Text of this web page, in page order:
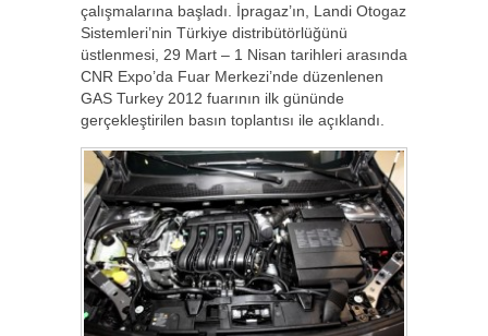
çalışmalarına başladı. İpragaz’ın, Landi Otogaz
Sistemleri’nin Türkiye distribütörlüğünü
üstlenmesi, 29 Mart – 1 Nisan tarihleri arasında
CNR Expo’da Fuar Merkezi’nde düzenlenen
GAS Turkey 2012 fuarının ilk gününde
gerçekleştirilen basın toplantısı ile açıklandı.